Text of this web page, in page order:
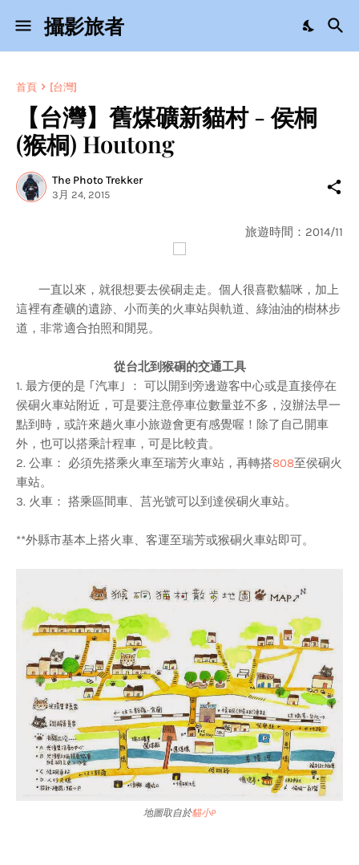
攝影旅者
首頁 [台灣]
【台灣】舊煤礦新貓村 - 侯桐
(猴桐) Houtong
The Photo Trekker
3月 24, 2015
旅遊時間：2014/11
一直以來，就很想要去侯硐走走。個人很喜歡貓咪，加上
這裡有產礦的遺跡、小而美的火車站與軌道、綠油油的樹林步
道，非常適合拍照和閒晃。
從台北到猴硐的交通工具
1. 最方便的是 ｢汽車｣ ： 可以開到旁邊遊客中心或是直接停在
侯硐火車站附近，可是要注意停車位數量並不多，沒辦法早一
點到時，或許來趟火車小旅遊會更有感覺喔！除了自己開車
外，也可以搭乘計程車，可是比較貴。
2. 公車： 必須先搭乘火車至瑞芳火車站，再轉搭808至侯硐火
車站。
3. 火車： 搭乘區間車、莒光號可以到達侯硐火車站。
**外縣市基本上搭火車、客運至瑞芳或猴硐火車站即可。
地圖取自於貓小P